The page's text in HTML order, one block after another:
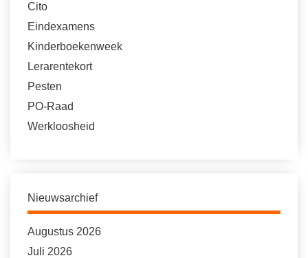
Cito
Eindexamens
Kinderboekenweek
Lerarentekort
Pesten
PO-Raad
Werkloosheid
Nieuwsarchief
Augustus 2026
Juli 2026